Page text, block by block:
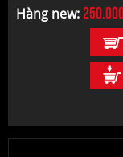
Hàng new: